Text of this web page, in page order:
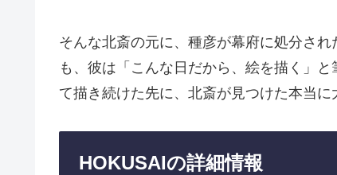
そんな北斎の元に、種彦が幕府に処分さ
も、彼は「こんな日だから、絵を描く」
て描き続けた先に、北斎が見つけた本当
HOKUSAIの詳細情報